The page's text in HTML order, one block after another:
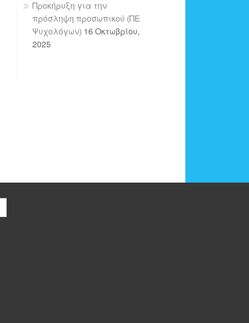
Προκήρυξη για την
πρόσληψη προσωπικού (ΠΕ
Ψυχολόγων) 16 Οκτωβρίου,
2025